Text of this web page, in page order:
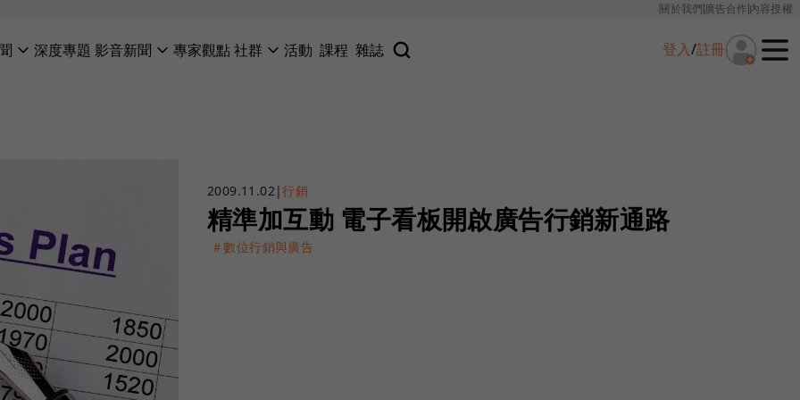
關於我們廣告合作內容授權
深度專題 影音新聞 專家觀點社群 活動 課程 雜誌 登入/註冊
2009.11.02|行銷
精準加互動 電子看板開啟廣告行銷新通路
＃數位行銷與廣告